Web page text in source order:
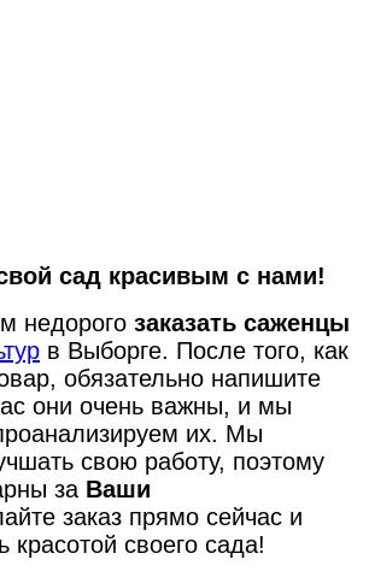
сад красивым с нами!
недорого заказать саженцы
в Выборге. После того, как
обязательно напишите
они очень важны, и мы
их. Мы
свою работу, поэтому
за Ваши
заказ прямо сейчас и
красотой своего сада!